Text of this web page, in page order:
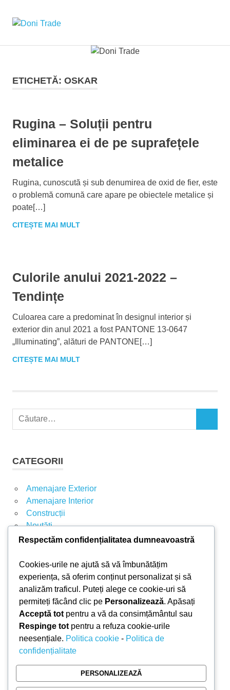
Trade
ETICHETĂ: OSKAR
Rugina – Soluții pentru
eliminarea ei de pe suprafețele
metalice
Rugina, cunoscută și sub denumirea de oxid de fier, este
o problemă comună care apare pe obiectele metalice și
poate[…]
CITEȘTE MAI MULT
Culorile anului 2021-2022 –
Tendințe
Culoarea care a predominat în designul interior și
exterior din anul 2021 a fost PANTONE 13-0647
„Illuminating”, alături de PANTONE[…]
CITEȘTE MAI MULT
ă
u
p
ă
:
CATEGORII
Amenajare Exterior
Amenajare Interior
Construcții
Noutăți
ARTICOLE RECENTE
Parchet laminat sau SPC? Diferențele care
contează
Materiale pentru zidărie – avantajele fiecărei soluții
și când se folosesc
Ghid practic pentru alegerea vopselei lavabile
pentru fiecare încăpere
Produse indispensabile pentru lucrările de
întreținere din timpul verii
Respectăm confidențialitatea dumneavoastră
Cookies-urile ne ajută să vă îmbunătățim
experiența, să oferim conținut personalizat și să
analizăm traficul. Puteți alege ce cookie-uri să
permiteți făcând clic pe Personalizează. Apăsați
Acceptă tot pentru a vă da consimțământul sau
Respinge tot pentru a refuza cookie-urile
neesențiale. Politica cookie - Politica de
confidențialitate
PERSONALIZEAZĂ